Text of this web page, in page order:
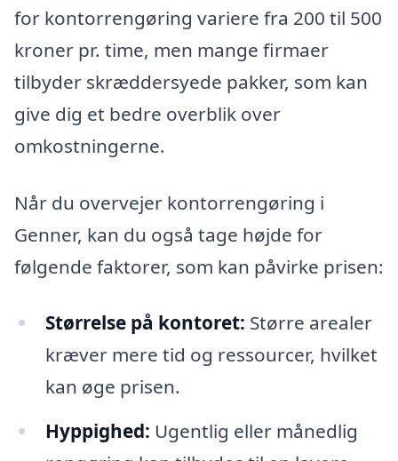
for kontorrengøring variere fra 200 til 500
kroner pr. time, men mange firmaer
tilbyder skræddersyede pakker, som kan
give dig et bedre overblik over
omkostningerne.
Når du overvejer kontorrengøring i
Genner, kan du også tage højde for
følgende faktorer, som kan påvirke prisen:
Størrelse på kontoret: Større arealer
kræver mere tid og ressourcer, hvilket
kan øge prisen.
Hyppighed: Ugentlig eller månedlig